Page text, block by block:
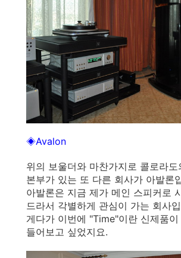
◈Avalon
위의 보울더와 마찬가지로 콜로라도
본부가 있는 또 다른 회사가 아발론
아발론은 지금 제가 메인 스피커로
드라서 각별하게 관심이 가는 회사
게다가 이번에 "Time"이란 신제품이
들어보고 싶었지요.